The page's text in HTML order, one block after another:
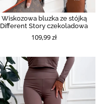
Wiskozowa bluzka ze stójką
Different Story czekoladowa
109,99 zł